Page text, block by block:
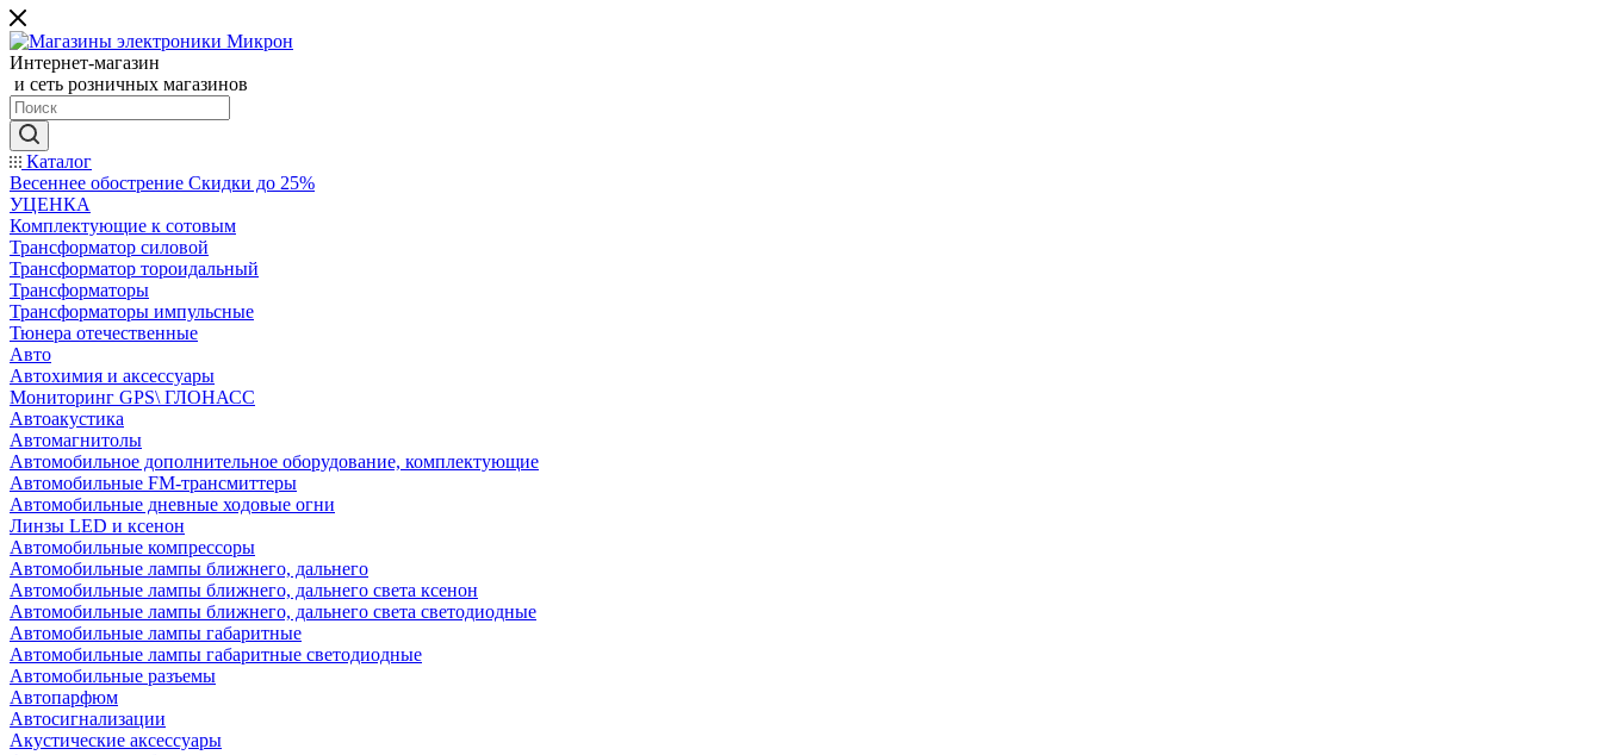
Интернет-магазин
и сеть розничных магазинов
Каталог
Весеннее обострение Скидки до 25%
УЦЕНКА
Комплектующие к сотовым
Трансформатор силовой
Трансформатор тороидальный
Трансформаторы
Трансформаторы импульсные
Тюнера отечественные
Авто
Автохимия и аксессуары
Мониторинг GPS\ ГЛОНАСС
Автоакустика
Автомагнитолы
Автомобильное дополнительное оборудование, комплектующие
Автомобильные FM-трансмиттеры
Автомобильные дневные ходовые огни
Линзы LED и ксенон
Автомобильные компрессоры
Автомобильные лампы ближнего, дальнего
Автомобильные лампы ближнего, дальнего света ксенон
Автомобильные лампы ближнего, дальнего света светодиодные
Автомобильные лампы габаритные
Автомобильные лампы габаритные светодиодные
Автомобильные разъемы
Автопарфюм
Автосигнализации
Акустические аксессуары